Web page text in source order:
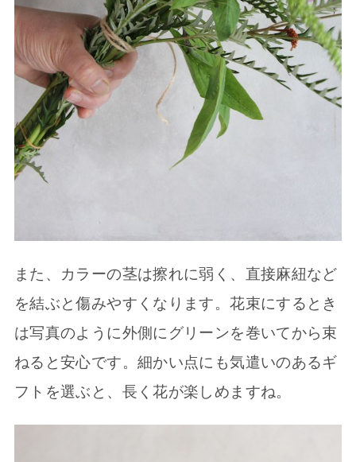
また、カラーの茎は擦れに弱く、直接麻紐など
を結ぶと傷みやすくなります。花束にするとき
は写真のように外側にグリーンを巻いてから束
ねると安心です。細かい点にも気遣いのあるギ
フトを選ぶと、長く花が楽しめますね。